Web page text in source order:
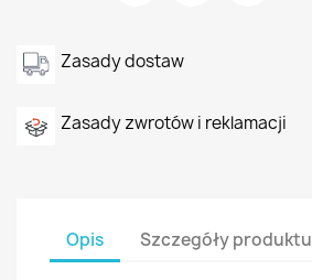
Zasady dostaw
Zasady zwrotów i reklamacji
Opis Szczegóły produktu